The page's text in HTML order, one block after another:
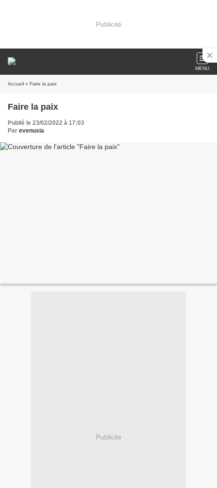
Publicité
MENU
Accueil » Faire la paix
Faire la paix
Publié le 23/02/2022 à 17:03
Par evenusia
Publicité